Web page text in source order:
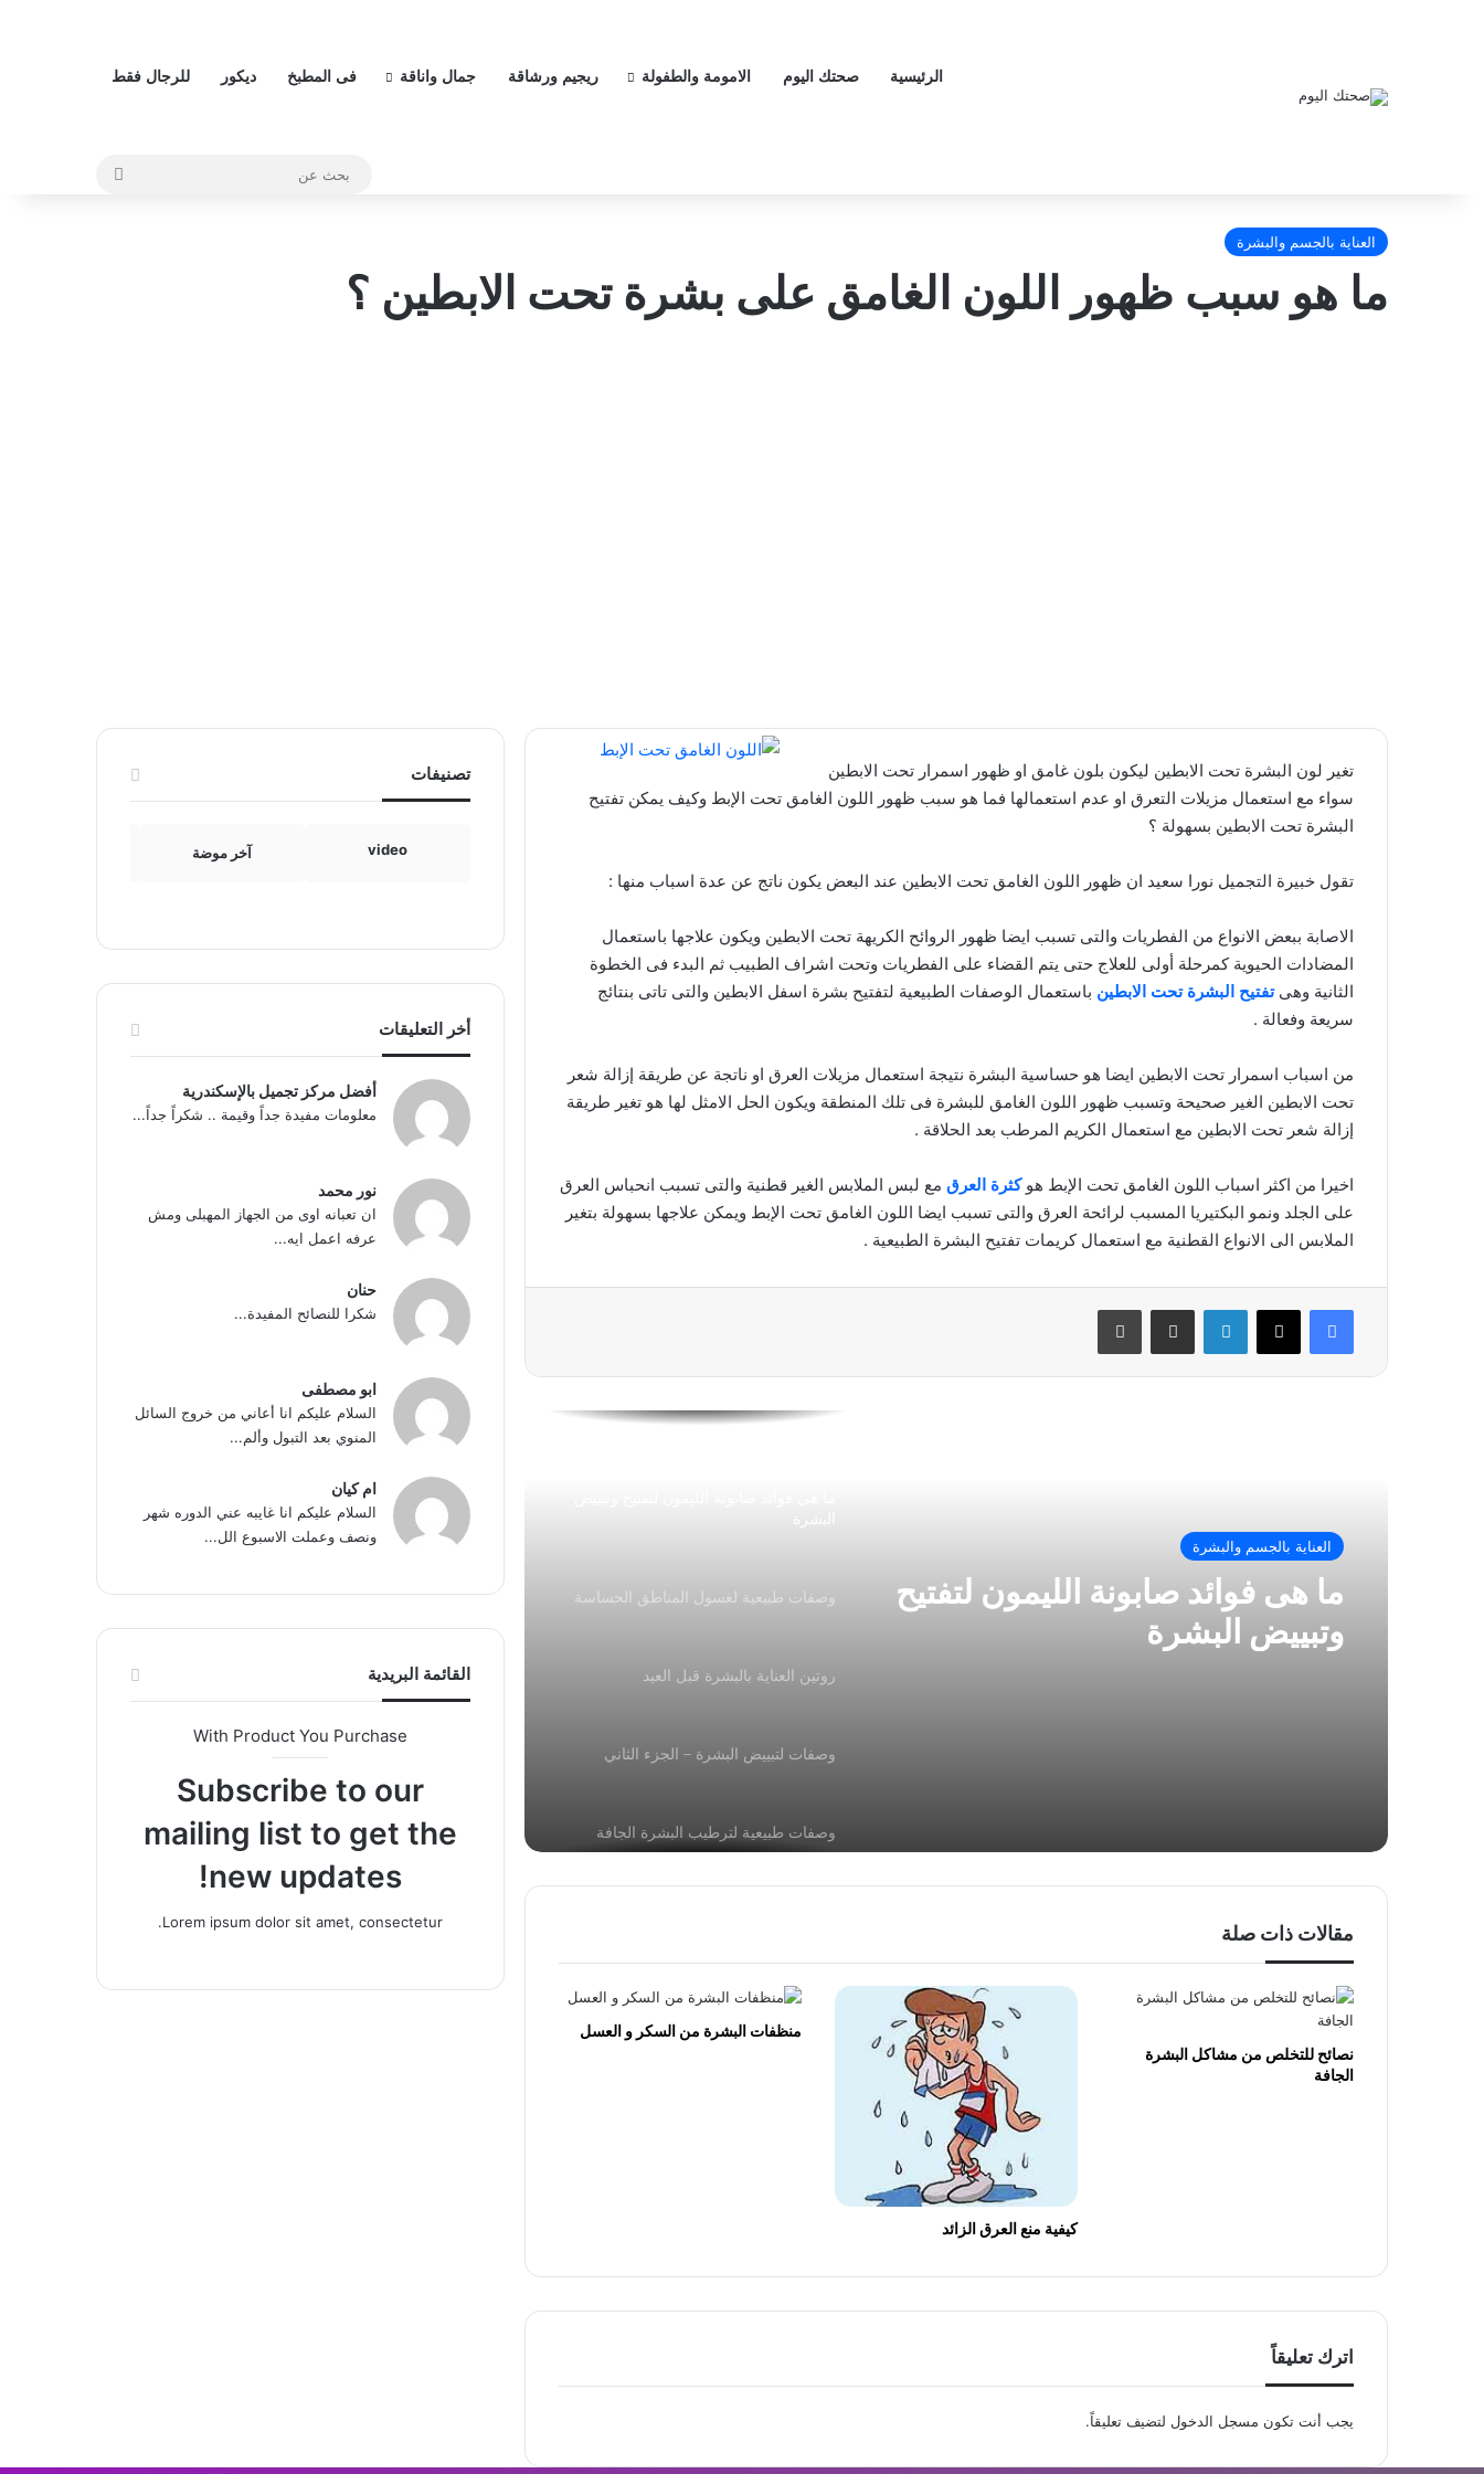
الرئيسية صحتك اليوم الامومة والطفولة ريجيم ورشاقة جمال واناقة فى المطبخ ديكور للرجال فقط
العناية بالجسم والبشرة
ما هو سبب ظهور اللون الغامق على بشرة تحت الابطين ؟
تغير لون البشرة تحت الابطين ليكون بلون غامق او ظهور اسمرار تحت الابطين
سواء مع استعمال مزيلات التعرق او عدم استعمالها فما هو سبب ظهور اللون الغامق تحت الإبط وكيف يمكن تفتيح
البشرة تحت الابطين بسهولة ؟
تقول خبيرة التجميل نورا سعيد ان ظهور اللون الغامق تحت الابطين عند البعض يكون ناتج عن عدة اسباب منها :
الاصابة ببعض الانواع من الفطريات والتى تسبب ايضا ظهور الروائح الكريهة تحت الابطين ويكون علاجها باستعمال
المضادات الحيوية كمرحلة أولى للعلاج حتى يتم القضاء على الفطريات وتحت اشراف الطبيب ثم البدء فى الخطوة
الثانية وهىتفتيح البشرة تحت الابطين باستعمال الوصفات الطبيعية لتفتيح بشرة اسفل الابطين والتى تاتى بنتائج
سريعة وفعالة .
من اسباب اسمرار تحت الابطين ايضا هو حساسية البشرة نتيجة استعمال مزيلات العرق او ناتجة عن طريقة إزالة شعر
تحت الابطين الغير صحيحة وتسبب ظهور اللون الغامق للبشرة فى تلك المنطقة ويكون الحل الامثل لها هو تغير طريقة
إزالة شعر تحت الابطين مع استعمال الكريم المرطب بعد الحلاقة .
اخيرا من اكثر اسباب اللون الغامق تحت الإبط هوكثرة العرق مع لبس الملابس الغير قطنية والتى تسبب انحباس العرق
على الجلد ونمو البكتيريا المسبب لرائحة العرق والتى تسبب ايضا اللون الغامق تحت الإبط ويمكن علاجها بسهولة بتغير
الملابس الى الانواع القطنية مع استعمال كريمات تفتيح البشرة الطبيعية .
فيسبوك لينكدإن
العناية بالجسم والبشرة
ما هى فوائد صابونة الليمون لتفتيح
وتبييض البشرة
وصفات طبيعية لترطيب البشرة الجافة
الزيوت الأساسيّة
والهالات السوداء
وصفات طبيعية لغسول المناطق الحساسة
روتين العناية بالبشرة قبل العيد
وصفات لتبييض البشرة – الجزء الثاني
وصفات طبيعية لترطيب البشرة الجافة
خلطة الشوفان والرايب لتبيض البشرة ومنع
جفافها خلال الصيف
البشرة
وصفات طبيعية لغسول المناطق الحساسة
مقالات ذات صلة
نصائح للتخلص من مشاكل البشرة
الجافة
كيفية منع العرق الزائد
منظفات البشرة من السكر و العسل
اترك تعليقاً
يجب أنت تكون مسجل الدخول لتضيف تعليقاً.
تصنيفات
video آخر موضة
أخر التعليقات
أفضل مركز تجميل بالإسكندرية
معلومات مفيدة جداً وقيمة .. شكراً جداً...
نور محمد
ان تعبانه اوى من الجهاز المهبلى ومش
عرفه اعمل ايه...
حنان
شكرا للنصائح المفيدة...
ابو مصطفى
السلام عليكم انا أعاني من خروج السائل
المنوي بعد التبول وألم...
ام كيان
السلام عليكم انا غايبه عني الدوره شهر
ونصف وعملت الاسبوع الل...
القائمة البريدية
With Product You Purchase
Subscribe to our
mailing list to get the
new updates!
Lorem ipsum dolor sit amet, consectetur.